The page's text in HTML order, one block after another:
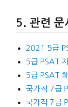
관련 문
2021 5급
5급 PSAT
5급 PSAT
국가직 7급
국가직 7급